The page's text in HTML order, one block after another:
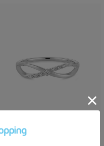
bijou SOPHIA